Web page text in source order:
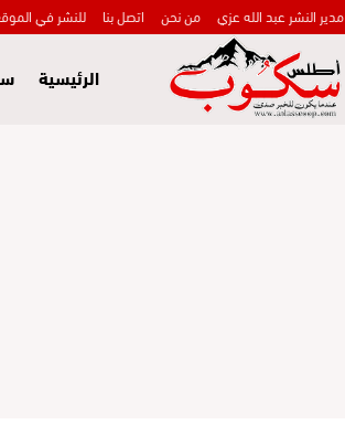
مدير النشر عبد الله عزي من نحن اتصل بنا للنشر في
الرئيسية